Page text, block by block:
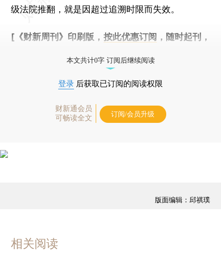
级法院推翻，就是因超过追溯时限而失效。
[《财新周刊》印刷版， 按此优惠订阅 ，随时起刊，
本文共计0字 订阅后继续阅读
登录 后获取已订阅的阅读权限
财新通会员
可畅读全文
订阅/会员升级
版面编辑：邱祺璞
相关阅读